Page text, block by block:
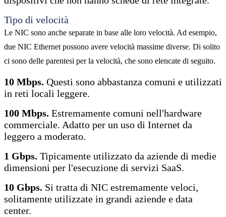
Tipo di velocità
Le NIC sono anche separate in base alle loro velocità. Ad esempio,
due NIC Ethernet possono avere velocità massime diverse. Di solito
ci sono delle parentesi per la velocità, che sono elencate di seguito.
10 Mbps. Questi sono abbastanza comuni e utilizzati
in reti locali leggere.
100 Mbps. Estremamente comuni nell'hardware
commerciale. Adatto per un uso di Internet da
leggero a moderato.
1 Gbps. Tipicamente utilizzato da aziende di medie
dimensioni per l'esecuzione di servizi SaaS.
10 Gbps. Si tratta di NIC estremamente veloci,
solitamente utilizzate in grandi aziende e data
center.